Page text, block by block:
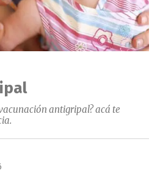
antigripal? acá te